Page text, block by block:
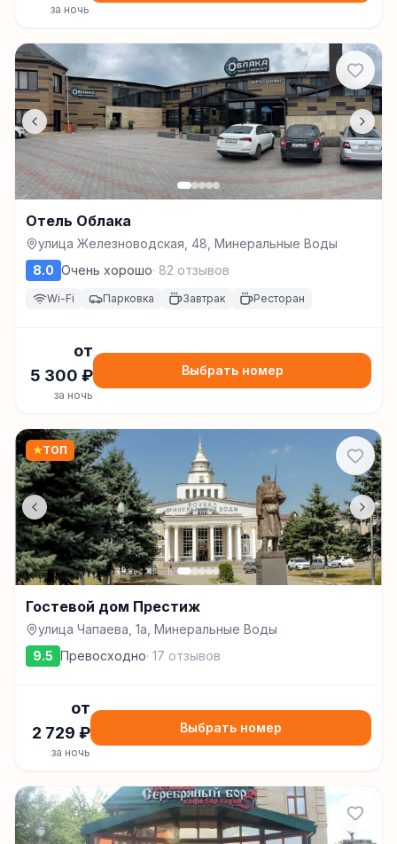
за ночь
Отель Облака
улица Железноводская, 48, Минеральные Воды
8.0 Очень хорошо· 82 отзывов
Wi-Fi Парковка Завтрак Ресторан
от
5 300 ₽
за ночь
Выбрать номер
★ТОП
Гостевой дом Престиж
улица Чапаева, 1а, Минеральные Воды
9.5 Превосходно· 17 отзывов
от
2 729 ₽
за ночь
Выбрать номер